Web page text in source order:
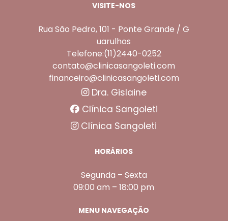
VISITE-NOS
Rua São Pedro, 101 - Ponte Grande / G
uarulhos
Telefone:(11)2440-0252
contato@clinicasangoleti.com
financeiro@clinicasangoleti.com
Dra. Gislaine
Clínica Sangoleti
Clínica Sangoleti
HORÁRIOS
Segunda – Sexta
09:00 am – 18:00 pm
MENU NAVEGAÇÃO